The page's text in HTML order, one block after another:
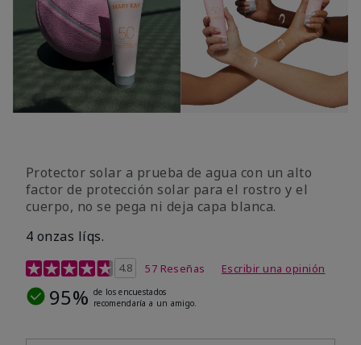
Protector solar a prueba de agua con un alto
factor de protección solar para el rostro y el
cuerpo, no se pega ni deja capa blanca.
4 onzas líqs.
Calificación de clientes de 4,2 de 5
4.8 57 Reseñas Escribir una opinión
95% de los encuestados
recomendaría a un amigo.